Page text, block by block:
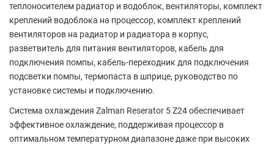
теплоносителем радиатор и водоблок, вентиляторы, комплект
креплений водоблока на процессор, комплект креплений
вентиляторов на радиатор и радиатора в корпус,
разветвитель для питания вентиляторов, кабель для
подключения помпы, кабель-переходник для подключения
подсветки помпы, термопаста в шприце, руководство по
установке системы и подключению.
Система охлаждения Zalman Reserator 5 Z24 обеспечивает
эффективное охлаждение, поддерживая процессор в
оптимальном температурном диапазоне даже при высоких